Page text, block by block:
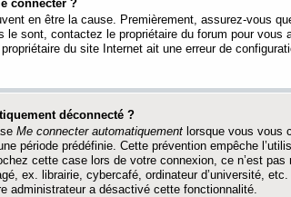
connecter ?
en être la cause. Premièrement, assurez-vous
sont, contactez le propriétaire du forum pour vous
du site Internet ait une erreur de
déconnecté ?
Me connecter automatiquement lorsque vous vous
période prédéfinie. Cette prévention empêche
cette case lors de votre connexion, ce n’est
ex. librairie, cybercafé, ordinateur d’université,
administrateur a désactivé cette fonctionnalité.